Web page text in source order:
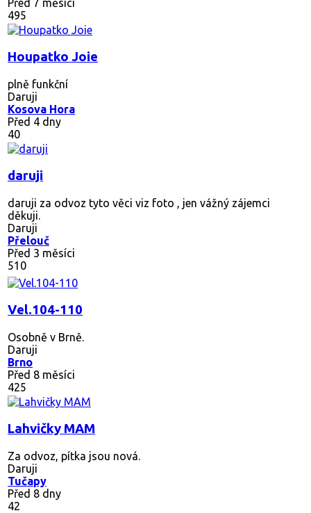
Před 7 měsíci
495
Houpatko Joie
plně funkční
Daruji
Kosova Hora
Před 4 dny
40
daruji
daruji za odvoz tyto věci viz foto , jen vážný zájemci
děkuji.
Daruji
Přelouč
Před 3 měsíci
510
Vel.104-110
Osobně v Brně.
Daruji
Brno
Před 8 měsíci
425
Lahvičky MAM
Za odvoz, pítka jsou nová.
Daruji
Tučapy
Před 8 dny
42